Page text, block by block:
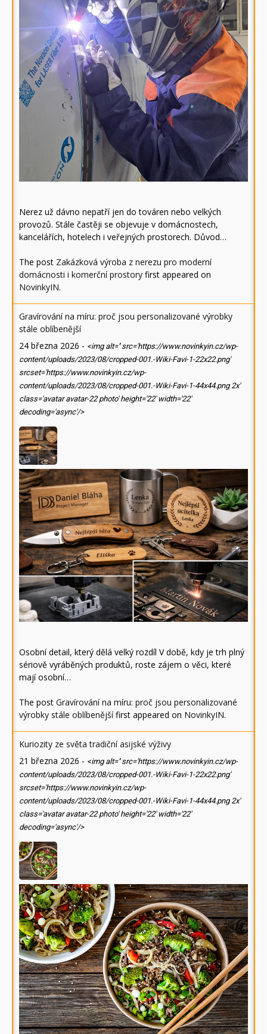
Nerez už dávno nepatří jen do továren nebo velkých
provozů. Stále častěji se objevuje v domácnostech,
kancelářích, hotelech i veřejných prostorech. Důvod…
The post Zakázková výroba z nerezu pro moderní
domácnosti i komerční prostory first appeared on
NovinkyIN.
Gravírování na míru: proč jsou personalizované výrobky
stále oblíbenější
24 března 2026 - <img alt='' src='https://www.novinkyin.cz/wp-
content/uploads/2023/08/cropped-001.-Wiki-Favi-1-22x22.png'
srcset='https://www.novinkyin.cz/wp-
content/uploads/2023/08/cropped-001.-Wiki-Favi-1-44x44.png 2x'
class='avatar avatar-22 photo' height='22' width='22'
decoding='async'/>
Osobní detail, který dělá velký rozdíl V době, kdy je trh plný
sériově vyráběných produktů, roste zájem o věci, které
mají osobní…
The post Gravírování na míru: proč jsou personalizované
výrobky stále oblíbenějšífirst appeared on NovinkyIN.
Kuriozity ze světa tradiční asijské výživy
21 března 2026 - <img alt='' src='https://www.novinkyin.cz/wp-
content/uploads/2023/08/cropped-001.-Wiki-Favi-1-22x22.png'
srcset='https://www.novinkyin.cz/wp-
content/uploads/2023/08/cropped-001.-Wiki-Favi-1-44x44.png 2x'
class='avatar avatar-22 photo' height='22' width='22'
decoding='async'/>